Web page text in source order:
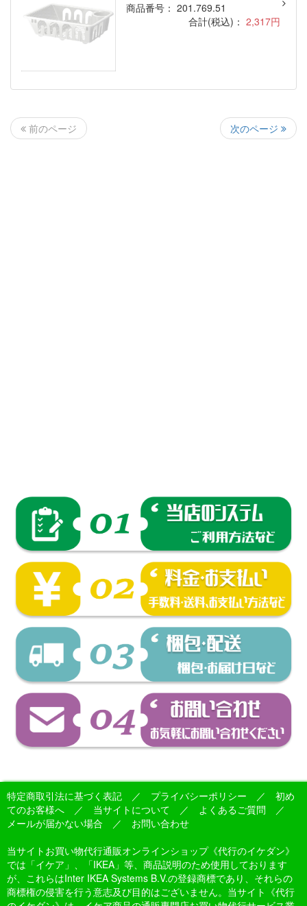
商品番号： 201.769.51
合計(税込)： 2,317円
前のページ 次のページ
特定商取引法に基づく表記 ／ プライバシーポリシー ／ 初め
てのお客様へ ／ 当サイトについて ／ よくあるご質問 ／
メールが届かない場合 ／ お問い合わせ
当サイトお買い物代行通販オンラインショップ《代行のイケダン》
では「イケア」、「IKEA」等、商品説明のため使用しております
が、これらはInter IKEA Systems B.V.の登録商標であり、それらの
商標権の侵害を行う意志及び目的はございません。当サイト《代行